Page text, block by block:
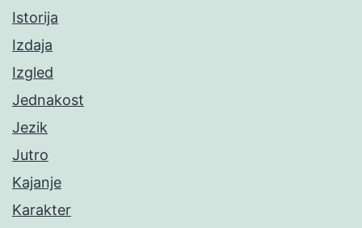
Istorija
Izdaja
Izgled
Jednakost
Jezik
Jutro
Kajanje
Karakter